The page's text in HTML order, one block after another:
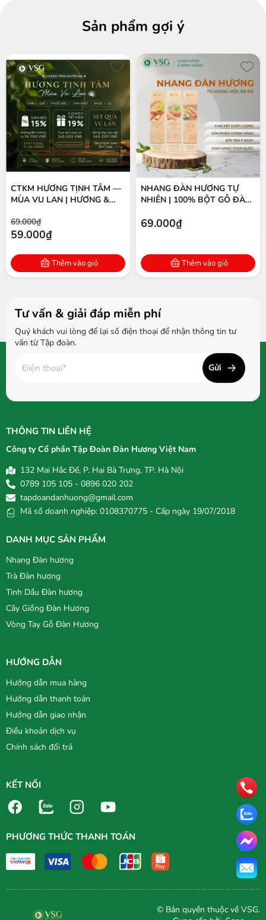
Sản phẩm gợi ý
CTKM HƯƠNG TỊNH TÂM —
MÙA VU LAN | HƯƠNG &
NGUYÊN CHẤT
69.000₫
59.000₫
Thêm vào giỏ
NHANG ĐÀN HƯƠNG TỰ
NHIÊN | 100% BỘT GỖ ĐÀN
HỢP THIỀN & THỜ CÚNG
69.000₫
Thêm vào giỏ
Tư vấn & giải đáp miễn phí
Quý khách vui lòng để lại số điện thoại để nhận thông tin tư
vấn từ Tập đoàn.
Gửi
THÔNG TIN LIÊN HỆ
Công ty Cổ phần Tập Đoàn Đàn Hương Việt Nam
132 Mai Hắc Đế, P. Hai Bà Trưng, TP. Hà Nội
0789 105 105 - 0896 020 202
tapdoandanhuong@gmail.com
Mã số doanh nghiệp: 0108370775 - Cấp ngày 19/07/2018
DANH MỤC SẢN PHẨM
Nhang Đàn hương
Trà Đàn hương
Tinh Dầu Đàn hương
Cây Giống Đàn Hương
Vòng Tay Gỗ Đàn Hương
HƯỚNG DẪN
Hướng dẫn mua hàng
Hướng dẫn thanh toán
Hướng dẫn giao nhận
Điều khoản dịch vụ
Chính sách đổi trả
KẾT NỐI
PHƯƠNG THỨC THANH TOÁN
© Bản quyền thuộc về VSG.